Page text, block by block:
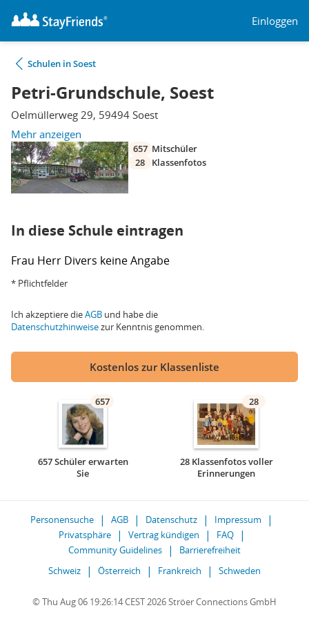
Einloggen
Schulen in Soest
Petri-Grundschule, Soest
Oelmüllerweg 29, 59494 Soest
Mehr anzeigen
657 Mitschüler
28
Klassenfotos
In diese Schule eintragen
Frau Herr Divers keine Angabe
* Pflichtfelder
Ich akzeptiere dieAGB und habe die
Datenschutzhinweisezur Kenntnis genommen.
Kostenlos zur Klassenliste
657
657 Schüler erwarten
Sie
28
28 Klassenfotos voller
Erinnerungen
Personensuche AGB Datenschutz
Impressum
Privatsphäre
Vertrag kündigen
FAQ
Community Guidelines
Barrierefreiheit
Schweiz
Österreich Frankreich Schweden
© Thu Aug 06 19:26:14 CEST 2026 Ströer Connections GmbH